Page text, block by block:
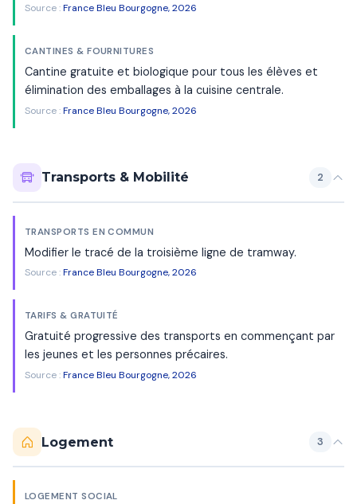
Source :France Bleu Bourgogne, 2026
CANTINES & FOURNITURES
Cantine gratuite et biologique pour tous les élèves et
élimination des emballages à la cuisine centrale.
Source :France Bleu Bourgogne, 2026
Transports & Mobilité 2
TRANSPORTS EN COMMUN
Modifier le tracé de la troisième ligne de tramway.
Source :France Bleu Bourgogne, 2026
TARIFS & GRATUITÉ
Gratuité progressive des transports en commençant par
les jeunes et les personnes précaires.
Source :France Bleu Bourgogne, 2026
Logement 3
LOGEMENT SOCIAL